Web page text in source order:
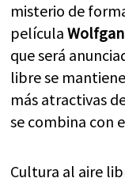
misterio de
película
que será
libre se
más atractivas
se combina con
Cultura al aire